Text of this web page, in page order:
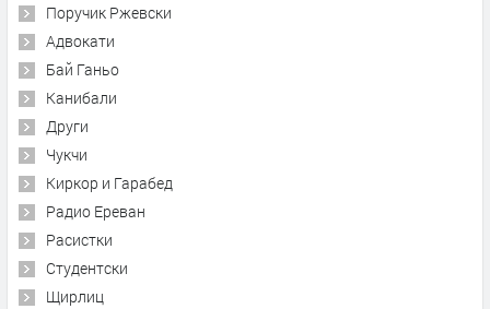
Поручик Ржевски
Адвокати
Бай Ганьо
Канибали
Други
Чукчи
Киркор и Гарабед
Радио Ереван
Расистки
Студентски
Щирлиц